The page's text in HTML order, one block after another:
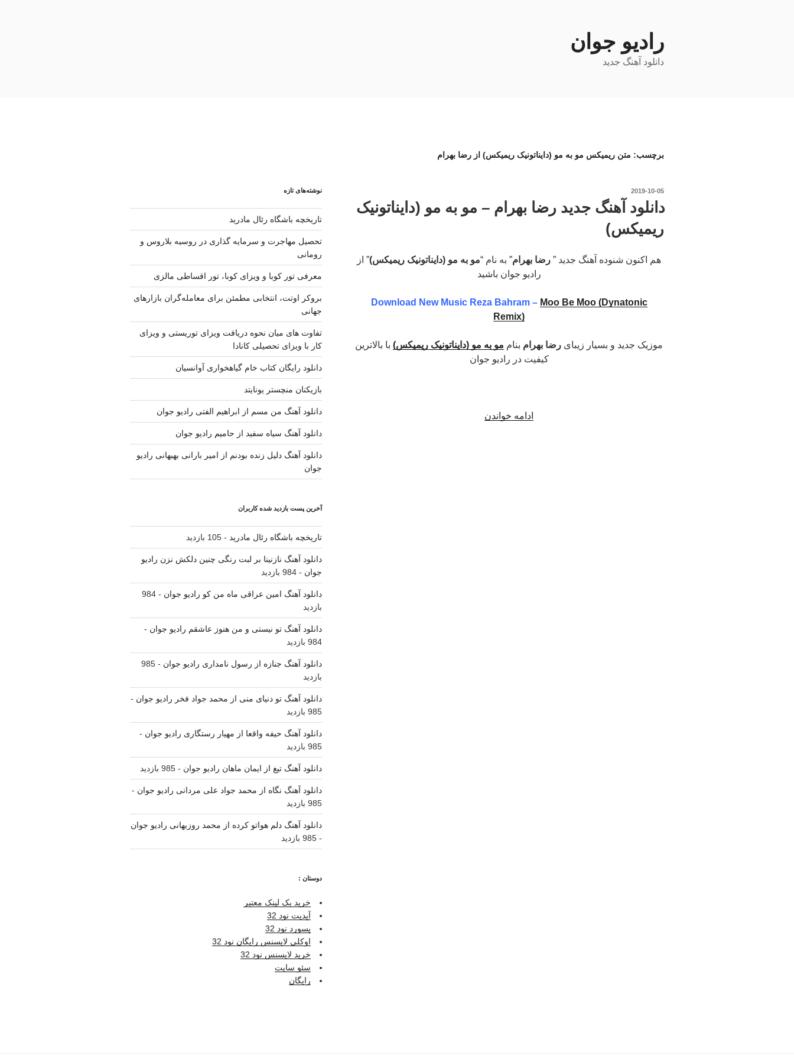
رادیو جوان
دانلود آهنگ جدید
برچسب: متن ریمیکس مو به مو (دایناتونیک ریمیکس) از رضا بهرام
نوشته‌شده
2019-10-05
دانلود آهنگ جدید رضا بهرام – مو به مو (دایناتونیک
ریمیکس)
هم اکنون شنوده آهنگ جدید ” رضا بهرام” به نام “مو به مو (دایناتونیک ریمیکس)” از
رادیو جوان باشید
Download New Music Reza Bahram – Moo Be Moo (Dynatonic
Remix)
موزیک جدید و بسیار زیبای رضا بهرام بنام مو به مو (دایناتونیک ریمیکس)با بالاترین
کیفیت در رادیو جوان
ادامه خواندن“دانلود
نوشته‌های تازه
تاریخچه باشگاه رئال مادرید
تحصیل مهاجرت و سرمایه گذاری در روسیه بلاروس و
رومانی
معرفی تور کوبا و ویزای کوبا، تور اقساطی مالزی
بروکر اوتت، انتخابی مطمئن برای معامله‌گران بازارهای
جهانی
تفاوت های میان نحوه دریافت ویزای توریستی و ویزای
کار با ویزای تحصیلی کانادا
دانلود رایگان کتاب خام گیاهخواری آوانسیان
بازیکنان منچستر یونایتد
دانلود آهنگ من مسم از ابراهیم الفتی رادیو جوان
دانلود آهنگ سیاه سفید از حامیم رادیو جوان
دانلود آهنگ دلیل زنده بودنم از امیر بارانی بهبهانی رادیو
جوان
آخرین پست بازدید شده کاربران
تاریخچه باشگاه رئال مادرید - 105 بازدید
دانلود آهنگ نازنینا بر لبت رنگی چنین دلکش نزن رادیو
جوان - 984 بازدید
دانلود آهنگ امین عراقی ماه من کو رادیو جوان
- 984
بازدید
دانلود آهنگ تو نیستی و من هنوز عاشقم رادیو جوان -
984 بازدید
دانلود آهنگ جنازه از رسول نامداری رادیو جوان
- 985
بازدید
دانلود آهنگ تو دنیای منی از محمد جواد فخر رادیو جوان -
985 بازدید
دانلود آهنگ حیفه واقعا از مهیار رستگاری رادیو جوان -
985 بازدید
دانلود آهنگ تیغ از ایمان ماهان رادیو جوان - 985 بازدید
دانلود آهنگ نگاه از محمد جواد علی مردانی رادیو جوان -
985 بازدید
دانلود آهنگ دلم هواتو کرده از محمد روزبهانی رادیو جوان
- 985 بازدید
دوستان :
خرید بک لینک معتبر
آپدیت نود 32
پسورد نود 32
اوکلی لایسنس رایگان نود 32
خرید لایسنس نود 32
سئو سایت
رایگان